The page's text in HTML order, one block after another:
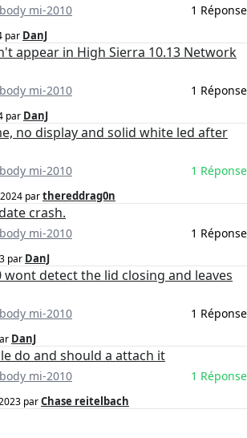
mi-2010 1 Réponse
par DanJ
appear in High Sierra 10.13 Network
mi-2010 1 Réponse
par DanJ
no display and solid white led after
mi-2010 1 Réponse
parthereddrag0n
crash.
mi-2010 1 Réponse
par DanJ
wont detect the lid closing and leaves
mi-2010 1 Réponse
DanJ
do and should a attach it
mi-2010 1 Réponse
parChase reitelbach